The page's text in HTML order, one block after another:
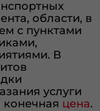
области, в
с пунктами
В
услуги
конечная цена.